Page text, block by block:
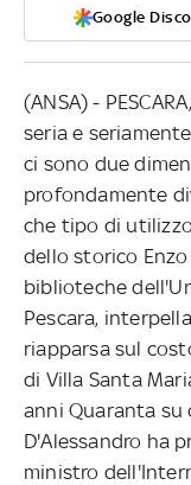
Google
(ANSA) -
seria e
ci sono due
profondamente
che tipo di
dello storico
biblioteche
Pescara,
riapparsa sul
di Villa Santa
anni Quaranta su
D'Alessandro ha
ministro